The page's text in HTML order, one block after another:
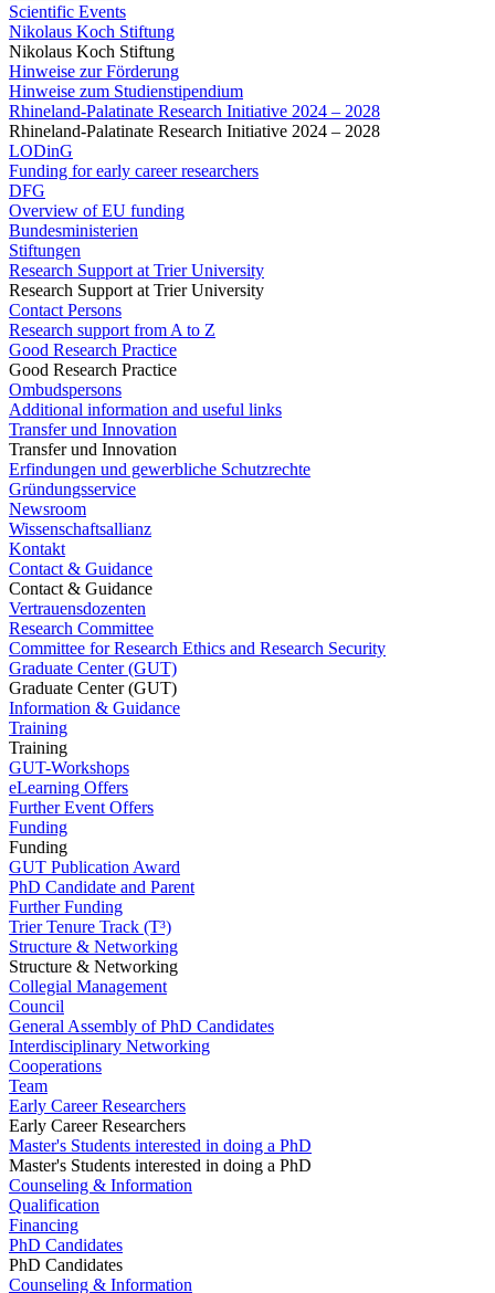
Scientific Events
Nikolaus Koch Stiftung
Nikolaus Koch Stiftung
Hinweise zur Förderung
Hinweise zum Studienstipendium
Rhineland-Palatinate Research Initiative 2024 – 2028
Rhineland-Palatinate Research Initiative 2024 – 2028
LODinG
Funding for early career researchers
DFG
Overview of EU funding
Bundesministerien
Stiftungen
Research Support at Trier University
Research Support at Trier University
Contact Persons
Research support from A to Z
Good Research Practice
Good Research Practice
Ombudspersons
Additional information and useful links
Transfer und Innovation
Transfer und Innovation
Erfindungen und gewerbliche Schutzrechte
Gründungsservice
Newsroom
Wissenschaftsallianz
Kontakt
Contact & Guidance
Contact & Guidance
Vertrauensdozenten
Research Committee
Committee for Research Ethics and Research Security
Graduate Center (GUT)
Graduate Center (GUT)
Information & Guidance
Training
Training
GUT-Workshops
eLearning Offers
Further Event Offers
Funding
Funding
GUT Publication Award
PhD Candidate and Parent
Further Funding
Trier Tenure Track (T³)
Structure & Networking
Structure & Networking
Collegial Management
Council
General Assembly of PhD Candidates
Interdisciplinary Networking
Cooperations
Team
Early Career Researchers
Early Career Researchers
Master's Students interested in doing a PhD
Master's Students interested in doing a PhD
Counseling & Information
Qualification
Financing
PhD Candidates
PhD Candidates
Counseling & Information